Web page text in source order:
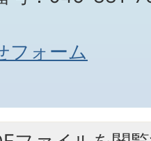
フォーム